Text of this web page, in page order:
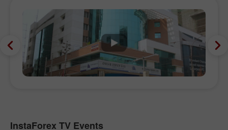
InstaForex TV Events